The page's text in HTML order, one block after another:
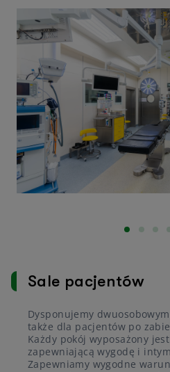
Sale pacjentów
Dysponujemy
także dla pacjentów po
Każdy pokój wyposażony
zapewniającą wygodę i
Zapewniamy wygodne